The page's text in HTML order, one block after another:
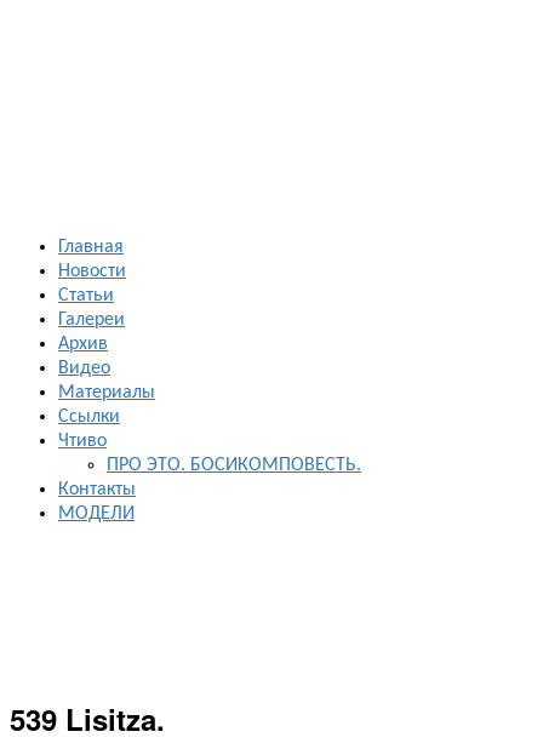
Главная
Новости
Статьи
Галереи
Архив
Видео
Материалы
Ссылки
Чтиво
ПРО ЭТО. БОСИКОМПОВЕСТЬ.
Контакты
МОДЕЛИ
539 Lisitza.